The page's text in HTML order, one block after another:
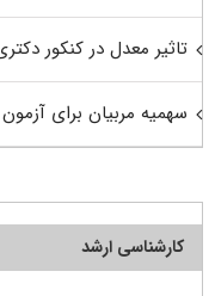
تاثیر معدل در کنکور
سهمیه مربیان برای
کارشناسی ارشد